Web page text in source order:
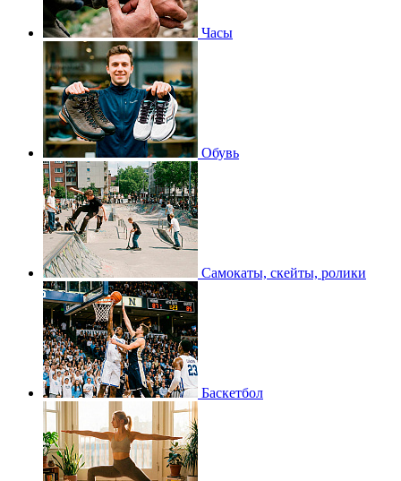
Часы
Обувь
Самокаты, скейты, ролики
Баскетбол